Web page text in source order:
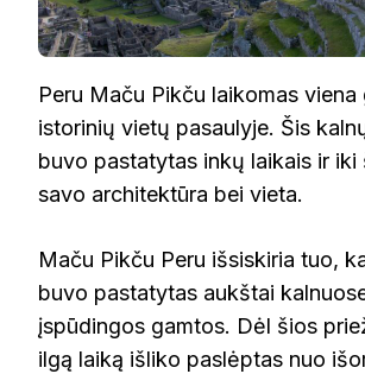
Peru Maču Pikču laikomas viena
istorinių vietų pasaulyje. Šis
buvo pastatytas inkų laikais ir iki
savo architektūra bei vieta.
Maču Pikču Peru išsiskiria tuo,
buvo pastatytas aukštai
įspūdingos gamtos. Dėl šios
ilgą laiką išliko paslėptas nuo